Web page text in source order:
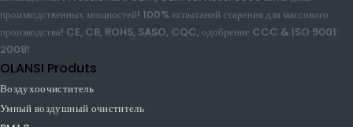
собственная фабрика фильтра, собственная фабрика формы, собственная
завод сборки! 600 квадратных метров Профессиональная лаборатория, 30
инженеров R & D Команда. Мы Prfessional в ODM, OEM Services!
3000 шт. В день производственных мощностей! 100% испытаний
старения для массового производства! CE, CB, ROHS, SASO, CQC,
одобрение CCC & ISO 9001: 2008!